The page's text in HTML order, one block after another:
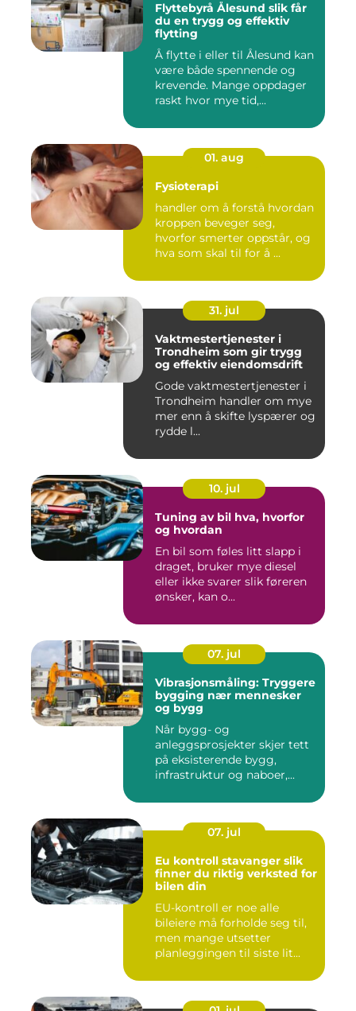
Flyttebyrå Ålesund slik får
du en trygg og effektiv
flytting
Å flytte i eller til Ålesund kan
være både spennende og
krevende. Mange oppdager
raskt hvor mye tid,...
01. aug
Fysioterapi
handler om å forstå hvordan
kroppen beveger seg,
hvorfor smerter oppstår, og
hva som skal til for å ...
31. jul
Vaktmestertjenester i
Trondheim som gir trygg
og effektiv eiendomsdrift
Gode vaktmestertjenester i
Trondheim handler om mye
mer enn å skifte lyspærer og
rydde l...
10. jul
Tuning av bil hva, hvorfor
og hvordan
En bil som føles litt slapp i
draget, bruker mye diesel
eller ikke svarer slik føreren
ønsker, kan o...
07. jul
Vibrasjonsmåling: Tryggere
bygging nær mennesker
og bygg
Når bygg- og
anleggsprosjekter skjer tett
på eksisterende bygg,
infrastruktur og naboer,...
07. jul
Eu kontroll stavanger slik
finner du riktig verksted for
bilen din
EU-kontroll er noe alle
bileiere må forholde seg til,
men mange utsetter
planleggingen til siste lit...